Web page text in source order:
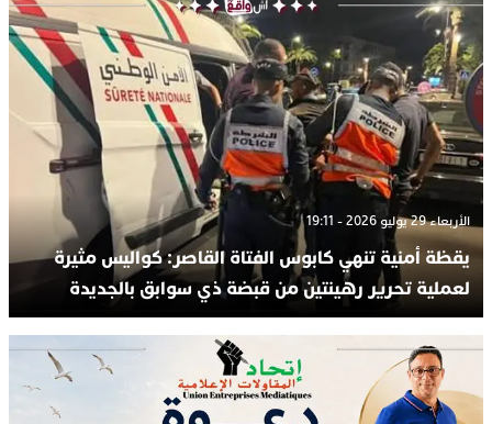
الأربعاء 29 يوليو 2026 - 19:11
يقظة أمنية تنهي كابوس الفتاة القاصر: كواليس مثيرة
لعملية تحرير رهينتين من قبضة ذي سوابق بالجديدة